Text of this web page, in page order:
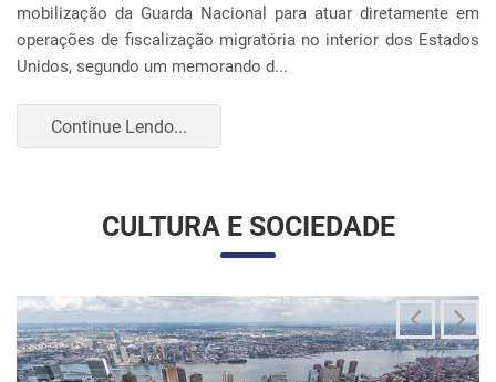
operações de fiscalização migratória no interior dos Estados
Unidos, segundo um memorando d...
Continue Lendo...